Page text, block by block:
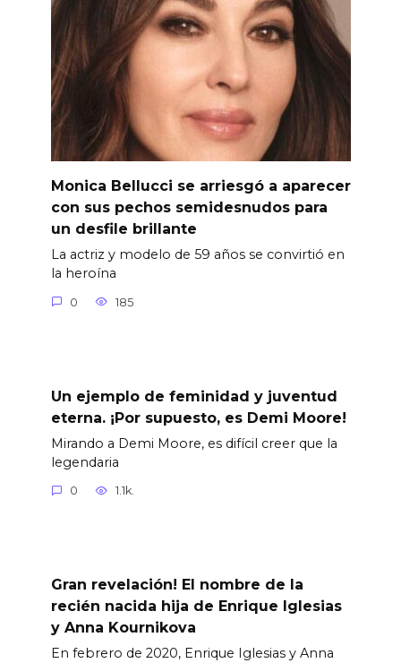
Monica Bellucci se arriesgó a aparecer
con sus pechos semidesnudos para
un desfile brillante
La actriz y modelo de 59 años se convirtió en
la heroína
0 185
Un ejemplo de feminidad y juventud
eterna. ¡Por supuesto, es Demi Moore!
Mirando a Demi Moore, es difícil creer que la
legendaria
0 1.1k.
Gran revelación! El nombre de la
recién nacida hija de Enrique Iglesias
y Anna Kournikova
En febrero de 2020, Enrique Iglesias y Anna